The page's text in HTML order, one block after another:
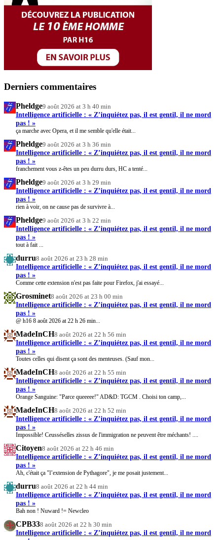
Derniers commentaires
Pheldge9 août 2026 at 3 h 40 min
Intelligence artificielle : « Z’inquiétez pas, il est gentil, il ne mord
pas ! »
ça marche avec Opera, et il me semble qu'elle était...
Pheldge9 août 2026 at 3 h 36 min
Intelligence artificielle : « Z’inquiétez pas, il est gentil, il ne mord
pas ! »
franchement vous z-êtes un peu durru durs, HC a tenté...
Pheldge9 août 2026 at 3 h 29 min
Intelligence artificielle : « Z’inquiétez pas, il est gentil, il ne mord
pas ! »
rien à voir, on ne cause pas de survivre à...
Pheldge9 août 2026 at 3 h 22 min
Intelligence artificielle : « Z’inquiétez pas, il est gentil, il ne mord
pas ! »
tout à fait ...
durru8 août 2026 at 23 h 28 min
Intelligence artificielle : « Z’inquiétez pas, il est gentil, il ne mord
pas ! »
Comme cette extension n'est pas faite pour Firefox, j'ai essayé...
Grosminet8 août 2026 at 23 h 00 min
Intelligence artificielle : « Z’inquiétez pas, il est gentil, il ne mord
pas ! »
@ h16 8 août 2026 at 22 h 26 min...
MadeInCH8 août 2026 at 22 h 56 min
Intelligence artificielle : « Z’inquiétez pas, il est gentil, il ne mord
pas ! »
Toutes celles qui disent ça sont des menteuses. (Sauf mon...
MadeInCH8 août 2026 at 22 h 55 min
Intelligence artificielle : « Z’inquiétez pas, il est gentil, il ne mord
pas ! »
Orange Sanguine: "Parce queeeee!" AD&D: TGCM . Choisi ton camp,...
MadeInCH8 août 2026 at 22 h 52 min
Intelligence artificielle : « Z’inquiétez pas, il est gentil, il ne mord
pas ! »
Impossible! Ceusséselles zissus de l'immigration ne peuvent être méchants! ....
Citoyen8 août 2026 at 22 h 46 min
Intelligence artificielle : « Z’inquiétez pas, il est gentil, il ne mord
pas ! »
Ah, c'était ça "l’extension de Pythagore", je me posait justement...
durru8 août 2026 at 22 h 44 min
Intelligence artificielle : « Z’inquiétez pas, il est gentil, il ne mord
pas ! »
Bah non ! Nuward != Newcleo
CPB338 août 2026 at 22 h 30 min
Intelligence artificielle : « Z’inquiétez pas, il est gentil, il ne mord